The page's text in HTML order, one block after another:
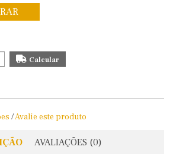
/Avalie este produto
AVALIAÇÕES (0)